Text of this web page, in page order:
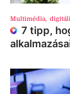
Multimédia,
7 tipp,